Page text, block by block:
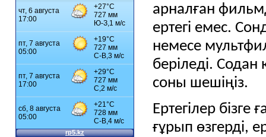
арналған
ертегі емес.
немесе
беріледі. Содан
соны шешіңіз.
Ертегілер
ғұрып өзгерді,